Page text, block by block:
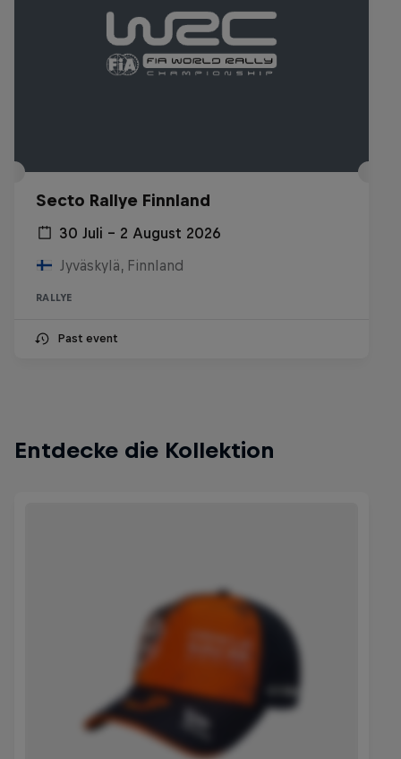
Secto Rallye Finnland
30 Juli – 2 August 2026
Jyväskylä, Finnland
RALLYE
Past event
Entdecke die Kollektion